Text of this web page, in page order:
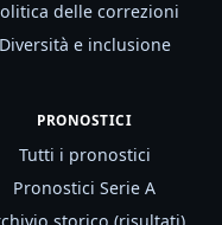
delle correzioni
Diversità e inclusione
PRONOSTICI
Tutti i pronostici
Pronostici Serie A